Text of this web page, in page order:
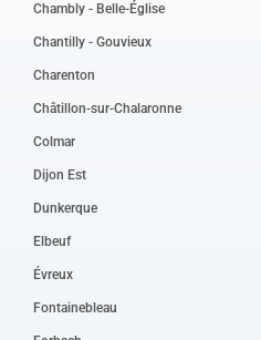
Chambly - Belle-Église
Chantilly - Gouvieux
Charenton
Châtillon-sur-Chalaronne
Colmar
Dijon Est
Dunkerque
Elbeuf
Évreux
Fontainebleau